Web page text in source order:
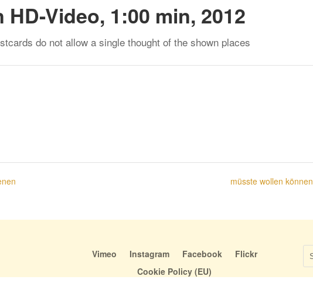
Video, 1:00 min, 2012
do not allow a single thought of the shown places
müsste wollen können
Vimeo Instagram Facebook
Flickr
Cookie Policy (EU)